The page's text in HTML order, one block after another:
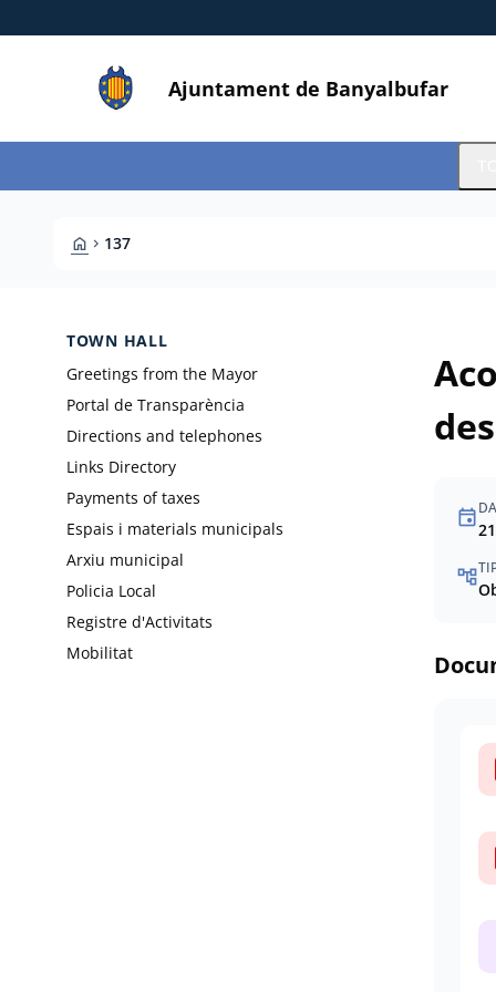
Ajuntament de Banyalbufar
HOME CHEVRON_RIGHT 137
TOWN HALL
Greetings from the Mayor
Portal de Transparència
Directions and telephones
Links Directory
Payments of taxes
Espais i materials municipals
Arxiu municipal
Policia Local
Registre d'Activitats
Mobilitat
event
account_tree